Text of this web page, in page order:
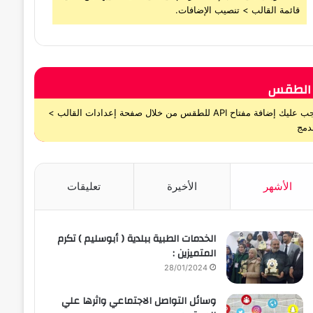
قائمة القالب > تنصيب الإضافات.
الطقس
يجب عليك إضافة مفتاح API للطقس من خلال صفحة إعدادات القالب >
الأشهر الأخيرة تعليقات
الخدمات الطبية ببلدية ( أبوسليم ) تكرم
المتميزين :
28/01/2024
وسائل التواصل الاجتماعي واثرها علي